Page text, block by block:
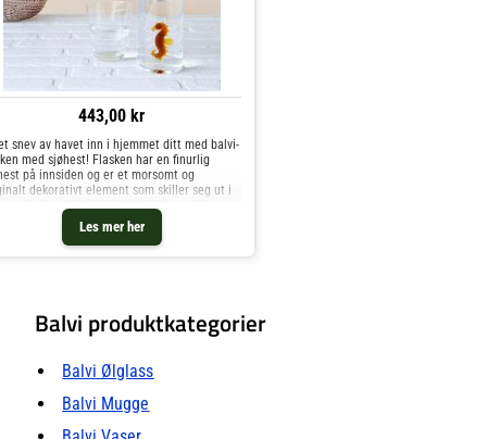
443,00 kr
Les mer her
snev av havet inn i hjemmet ditt med balvi-
med sjøhest! Flasken har en finurlig
på innsiden og er et morsomt og
dekorativt element som skiller seg ut i
Balvi produktkategorier
Balvi Ølglass
Balvi Mugge